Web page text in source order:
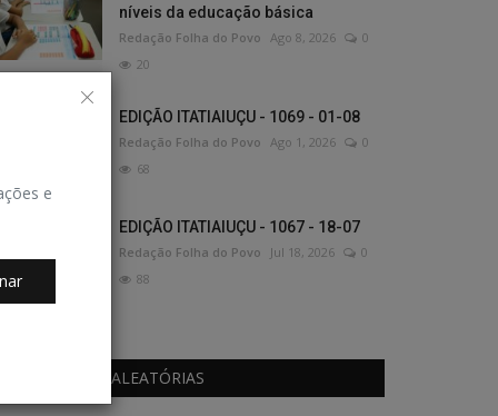
e
níveis da educação básica
Redação Folha do Povo Ago 8, 2026
0
20
EDIÇÃO ITATIAIUÇU - 1069 - 01-08
Redação Folha do Povo Ago 1, 2026
0
68
EDIÇÃO ITATIAIUÇU - 1067 - 18-07
Redação Folha do Povo Jul 18, 2026
0
88
PUBLICAÇÕES ALEATÓRIAS